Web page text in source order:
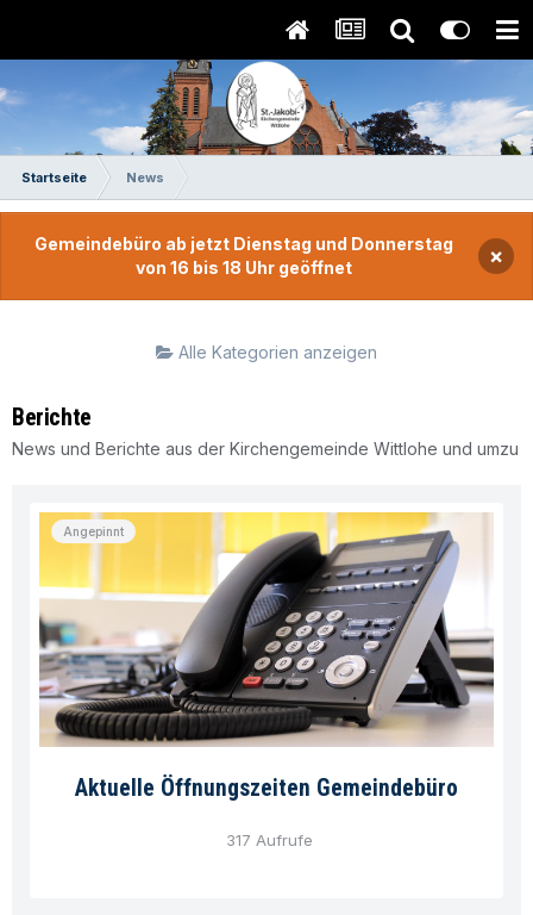
Startseite News
Gemeindebüro ab jetzt Dienstag und Donnerstag
von 16 bis 18 Uhr geöffnet
×
Alle Kategorien anzeigen
Berichte
News und Berichte aus der Kirchengemeinde Wittlohe und umzu
Angepinnt
Aktuelle Öffnungszeiten Gemeindebüro
317 Aufrufe